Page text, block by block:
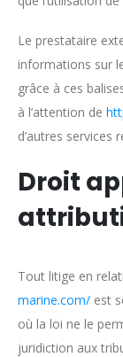
Le prestataire
informations sur
grâce à ces
à l’attention de
d’autres services
Droit
Tout litige en
marine.com/ est
où la loi ne le
juridiction aux